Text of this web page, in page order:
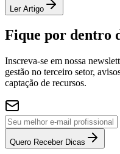
Ler Artigo
Fique por dentro
Inscreva-se em nossa
gestão no terceiro setor,
captação de recursos.
Quero Receber Dicas